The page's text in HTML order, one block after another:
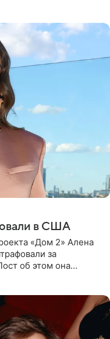
в США
«Дом 2» Алена
за
об этом она